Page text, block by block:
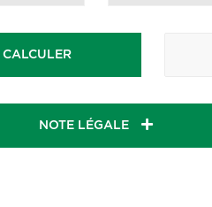
CALCULER
NOTE LÉGALE